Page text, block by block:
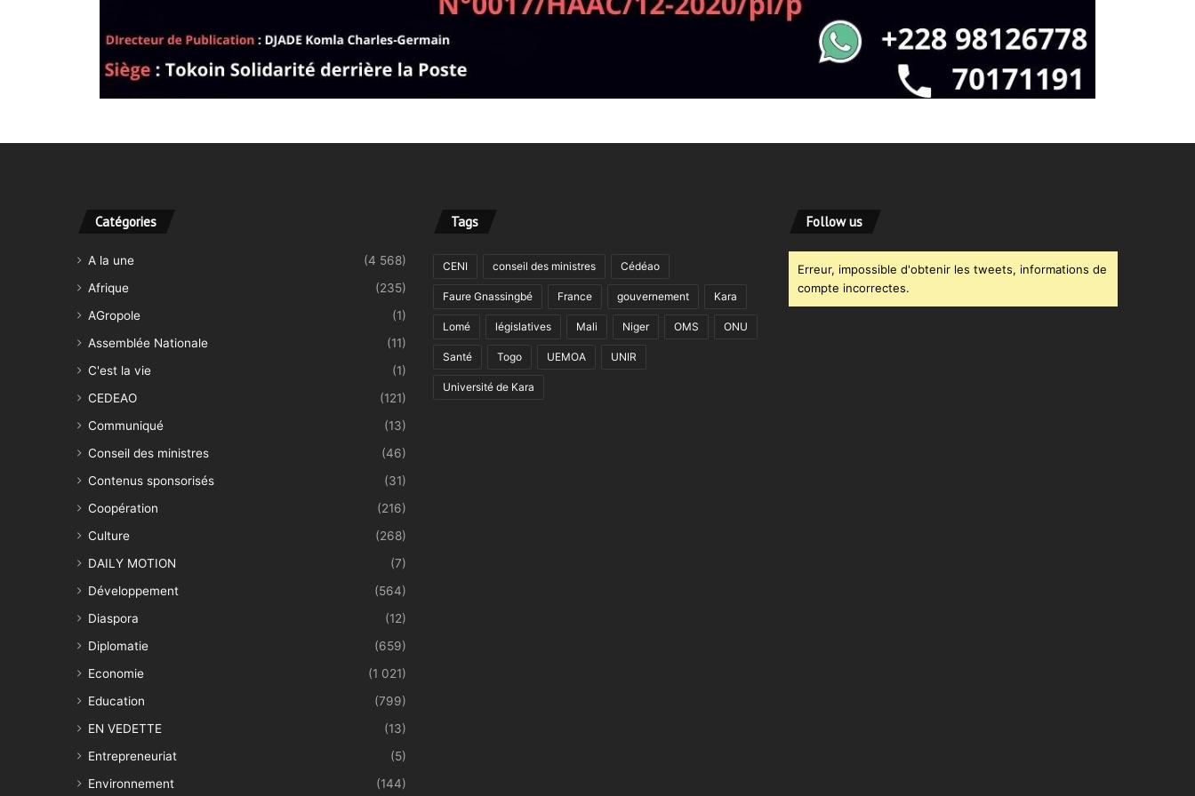
Catégories
A la une
(4 568)
Afrique
(235)
AGropole
(1)
Assemblée Nationale
(11)
C'est la vie
(1)
CEDEAO
(121)
Communiqué
(13)
Conseil des ministres
(46)
Contenus sponsorisés
(31)
Coopération
(216)
Culture
(268)
DAILY MOTION
(7)
Développement
(564)
Diaspora
(12)
Diplomatie
(659)
Economie
(1 021)
Education
(799)
EN VEDETTE
(13)
Entrepreneuriat
(5)
Environnement
(144)
Tags
CENI conseil des ministres Cédéao
Faure Gnassingbé France gouvernement Kara
Lomé législatives Mali Niger OMS ONU
Santé Togo UEMOA UNIR
Université de Kara
Follow us
Erreur, impossible d'obtenir les tweets, informations de
compte incorrectes.